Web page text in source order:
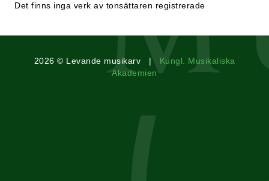
Det finns inga verk av tonsättaren registrerade
2026 © Levande musikarv | Kungl. Musikaliska
Akademien